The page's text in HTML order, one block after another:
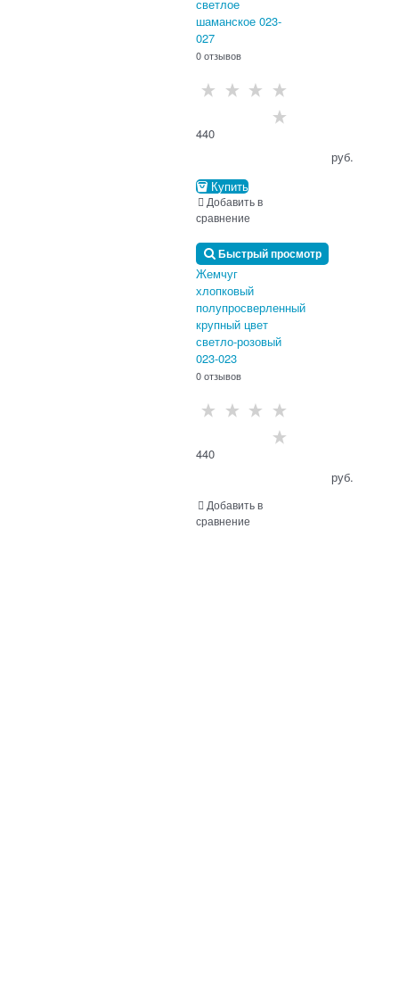
светлое
шаманское 023-
027
0 отзывов
440
                                      руб.
Купить
Добавить в
сравнение
Быстрый просмотр
Жемчуг
хлопковый
полупросверленный
крупный цвет
светло-розовый
023-023
0 отзывов
440
                                      руб.
Добавить в
сравнение